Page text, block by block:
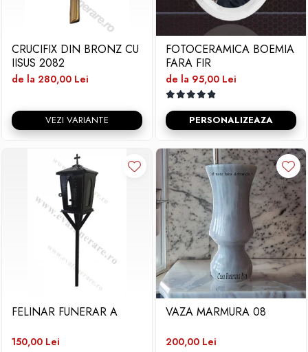
CRUCIFIX DIN BRONZ CU
IISUS 2082
de la 280,00 Lei
VEZI VARIANTE
FOTOCERAMICA BOEMIA
FARA FIR
de la 95,00 Lei
PERSONALIZEAZA
FELINAR FUNERAR A
150,00 Lei
VAZA MARMURA 08
200,00 Lei